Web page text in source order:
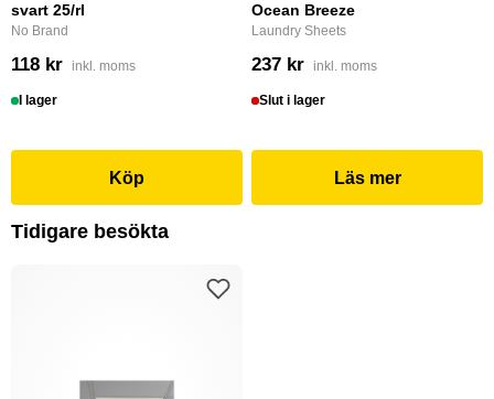
svart 25/rl
No Brand
118 kr inkl. moms
I lager
Köp
Ocean Breeze
Laundry Sheets
237 kr inkl. moms
Slut i lager
Läs mer
Tidigare besökta